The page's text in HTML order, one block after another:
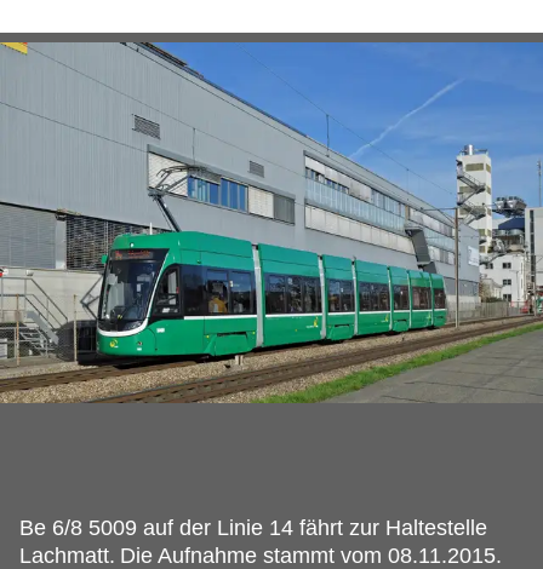
Be 6/8 5009 auf der Linie 14 fährt zur Haltestelle
Lachmatt. Die Aufnahme stammt vom 08.11.2015.